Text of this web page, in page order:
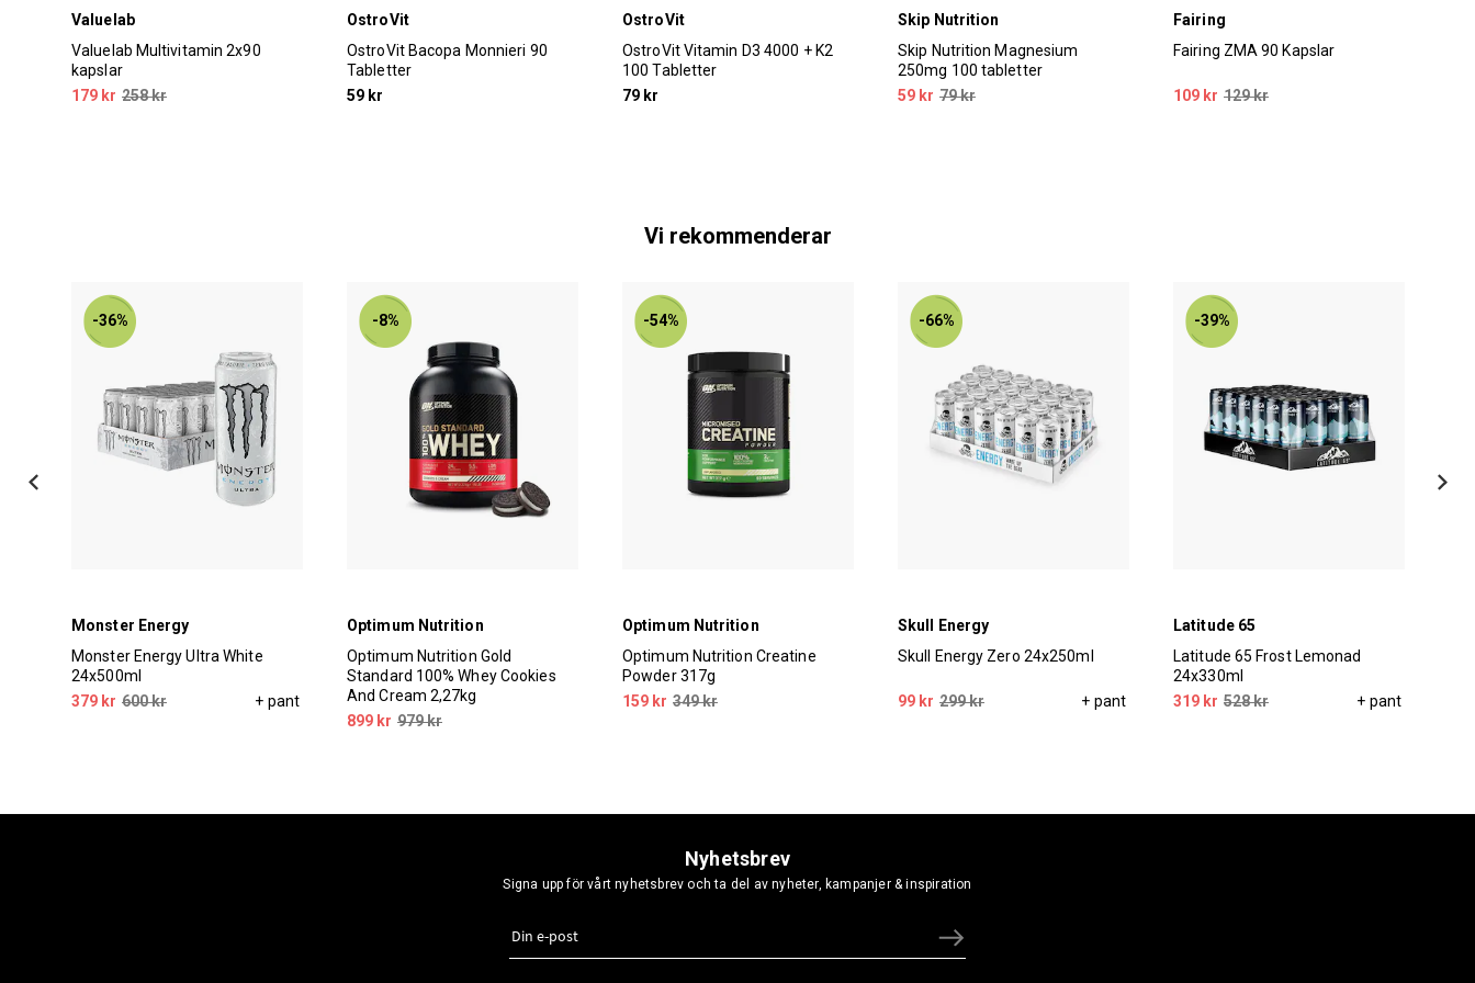
Valuelab
Valuelab Multivitamin 2x90
kapslar
179 kr 258 kr
OstroVit
OstroVit Bacopa Monnieri 90
Tabletter
59 kr
OstroVit
OstroVit Vitamin D3 4000 + K2
100 Tabletter
79 kr
Skip Nutrition
Skip Nutrition Magnesium
250mg 100 tabletter
59 kr 79 kr
Fairing
Fairing ZMA 90 Kapslar
109 kr 129 kr
Vi rekommenderar
-36%
Monster Energy
Monster Energy Ultra White
24x500ml
379 kr 600 kr + pant
-8%
Optimum Nutrition
Optimum Nutrition Gold
Standard 100% Whey Cookies
And Cream 2,27kg
899 kr 979 kr
-54%
Optimum Nutrition
Optimum Nutrition Creatine
Powder 317g
159 kr 349 kr
-66%
Skull Energy
Skull Energy Zero 24x250ml
99 kr 299 kr + pant
-39%
Latitude 65
Latitude 65 Frost Lemonad
24x330ml
319 kr 528 kr + pant
Nyhetsbrev
Signa upp för vårt nyhetsbrev och ta del av nyheter, kampanjer & inspiration